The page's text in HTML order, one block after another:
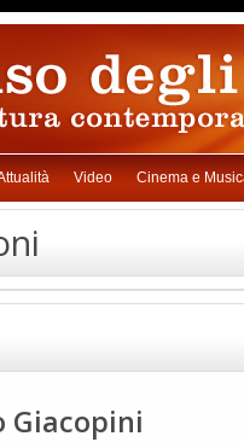
Video Cinema e